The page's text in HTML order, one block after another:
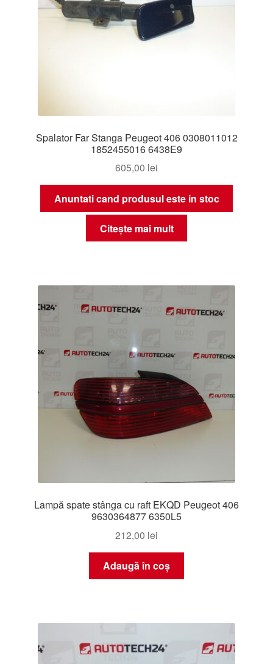
Spalator Far Stanga Peugeot 406 0308011012
1852455016 6438E9
605,00 lei
Anuntati cand produsul este in stoc
Citește mai mult
Lampă spate stânga cu raft EKQD Peugeot 406
9630364877 6350L5
212,00 lei
Adaugă în coș